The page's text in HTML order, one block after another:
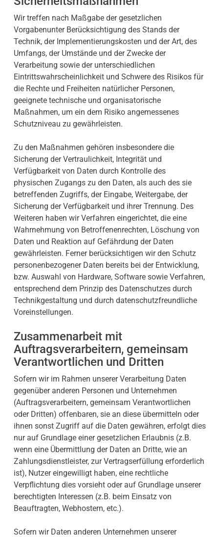
Wir treffen nach Maßgabe der gesetzlichen
Vorgabenunter Berücksichtigung des Stands der
Technik, der Implementierungskosten und der Art, des
Umfangs, der Umstände und der Zwecke der
Verarbeitung sowie der unterschiedlichen
Eintrittswahrscheinlichkeit und Schwere des Risikos für
die Rechte und Freiheiten natürlicher Personen,
geeignete technische und organisatorische
Maßnahmen, um ein dem Risiko angemessenes
Schutzniveau zu gewährleisten.
Zu den Maßnahmen gehören insbesondere die
Sicherung der Vertraulichkeit, Integrität und
Verfügbarkeit von Daten durch Kontrolle des
physischen Zugangs zu den Daten, als auch des sie
betreffenden Zugriffs, der Eingabe, Weitergabe, der
Sicherung der Verfügbarkeit und ihrer Trennung. Des
Weiteren haben wir Verfahren eingerichtet, die eine
Wahrnehmung von Betroffenenrechten, Löschung von
Daten und Reaktion auf Gefährdung der Daten
gewährleisten. Ferner berücksichtigen wir den Schutz
personenbezogener Daten bereits bei der Entwicklung,
bzw. Auswahl von Hardware, Software sowie Verfahren,
entsprechend dem Prinzip des Datenschutzes durch
Technikgestaltung und durch datenschutzfreundliche
Voreinstellungen.
Zusammenarbeit mit
Auftragsverarbeitern, gemeinsam
Verantwortlichen und Dritten
Sofern wir im Rahmen unserer Verarbeitung Daten
gegenüber anderen Personen und Unternehmen
(Auftragsverarbeitern, gemeinsam Verantwortlichen
oder Dritten) offenbaren, sie an diese übermitteln oder
ihnen sonst Zugriff auf die Daten gewähren, erfolgt dies
nur auf Grundlage einer gesetzlichen Erlaubnis (z.B.
wenn eine Übermittlung der Daten an Dritte, wie an
Zahlungsdienstleister, zur Vertragserfüllung erforderlich
ist), Nutzer eingewilligt haben, eine rechtliche
Verpflichtung dies vorsieht oder auf Grundlage unserer
berechtigten Interessen (z.B. beim Einsatz von
Beauftragten, Webhostern, etc.).
Sofern wir Daten anderen Unternehmen unserer